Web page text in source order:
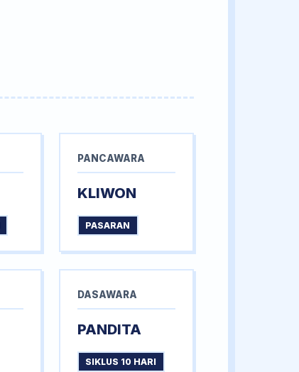
PANCAWARA
KLIWON
PASARAN
DASAWARA
PANDITA
SIKLUS 10 HARI